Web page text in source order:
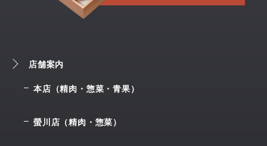
店舗案内
本店（精肉・惣菜・青果）
螢川店（精肉・惣菜）